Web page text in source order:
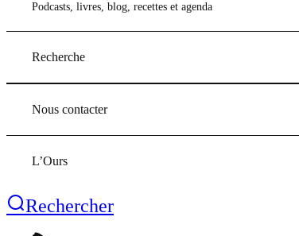
Podcasts, livres, blog, recettes et agenda
Recherche
Nous contacter
L’Ours
Rechercher